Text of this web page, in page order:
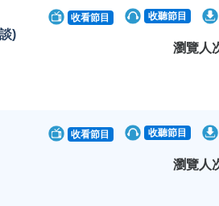
)
收看節目 收聽節目
瀏覽人
收看節目 收聽節目
瀏覽人